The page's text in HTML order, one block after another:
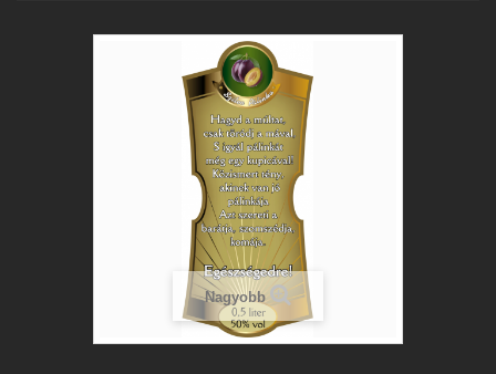
Nagyobb